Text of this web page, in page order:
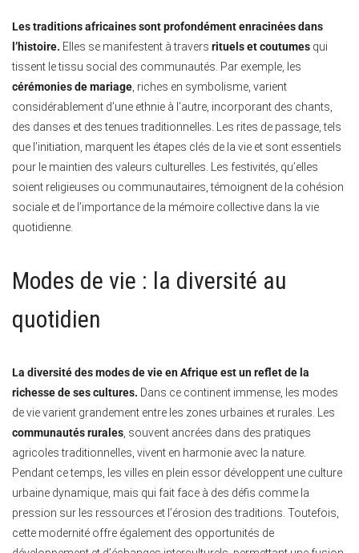
Les traditions africaines sont profondément enracinées dans
l’histoire. Elles se manifestent à travers rituels et coutumes qui
tissent le tissu social des communautés. Par exemple, les
cérémonies de mariage , riches en symbolisme, varient
considérablement d’une ethnie à l’autre, incorporant des chants,
des danses et des tenues traditionnelles. Les rites de passage, tels
que l’initiation, marquent les étapes clés de la vie et sont essentiels
pour le maintien des valeurs culturelles. Les festivités, qu’elles
soient religieuses ou communautaires, témoignent de la cohésion
sociale et de l’importance de la mémoire collective dans la vie
quotidienne.
Modes de vie : la diversité au
quotidien
La diversité des modes de vie en Afrique est un reflet de la
richesse de ses cultures. Dans ce continent immense, les modes
de vie varient grandement entre les zones urbaines et rurales. Les
communautés rurales , souvent ancrées dans des pratiques
agricoles traditionnelles, vivent en harmonie avec la nature.
Pendant ce temps, les villes en plein essor développent une culture
urbaine dynamique, mais qui fait face à des défis comme la
pression sur les ressources et l’érosion des traditions. Toutefois,
cette modernité offre également des opportunités de